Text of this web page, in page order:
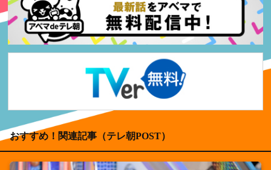
おすすめ！関連記事（テレ朝POST）